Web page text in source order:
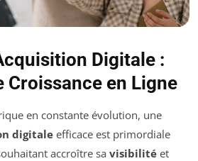
Digitale :
Croissance en Ligne
en constante évolution, une
digitale efficace est primordiale
accroître sa visibilité et